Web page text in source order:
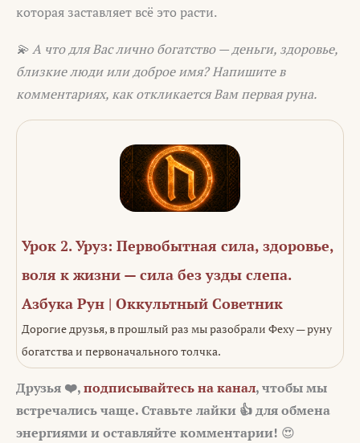
которая заставляет всё это расти.
💫 А что для Вас лично богатство — деньги, здоровье,
близкие люди или доброе имя? Напишите в
комментариях, как откликается Вам первая руна.
Урок 2. Уруз: Первобытная сила, здоровье,
воля к жизни — сила без узды слепа.
Азбука Рун | Оккультный Советник
Дорогие друзья, в прошлый раз мы разобрали Феху — руну
богатства и первоначального толчка.
Друзья ❤️,подписывайтесь на канал, чтобы мы
встречались чаще. Ставьте лайки 👍 для обмена
энергиями и оставляйте комментарии! 😍